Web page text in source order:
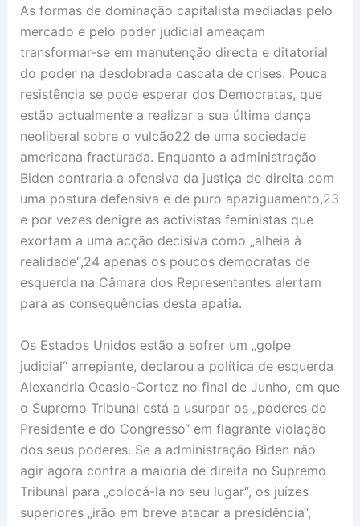
As formas de dominação capitalista mediadas pelo
mercado e pelo poder judicial ameaçam
transformar-se em manutenção directa e ditatorial
do poder na desdobrada cascata de crises. Pouca
resistência se pode esperar dos Democratas, que
estão actualmente a realizar a sua última dança
neoliberal sobre o vulcão22 de uma sociedade
americana fracturada. Enquanto a administração
Biden contraria a ofensiva da justiça de direita com
uma postura defensiva e de puro apaziguamento,23
e por vezes denigre as activistas feministas que
exortam a uma acção decisiva como „alheia à
realidade“,24 apenas os poucos democratas de
esquerda na Câmara dos Representantes alertam
para as consequências desta apatia.
Os Estados Unidos estão a sofrer um „golpe
judicial“ arrepiante, declarou a política de esquerda
Alexandria Ocasio-Cortez no final de Junho, em que
o Supremo Tribunal está a usurpar os „poderes do
Presidente e do Congresso“ em flagrante violação
dos seus poderes. Se a administração Biden não
agir agora contra a maioria de direita no Supremo
Tribunal para „colocá-la no seu lugar“, os juízes
superiores „irão em breve atacar a presidência“,